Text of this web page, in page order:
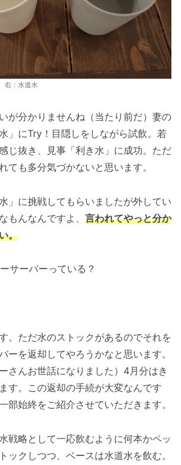
右：水道水
が分かりませんね（当たり前だ）妻の
」にTry！目隠しをしながら試飲。若
じ抜き、見事「利き水」に成功。ただ
ても多分気づかないと思います。
」に挑戦してもらいましたが外してい
もんなんですよ、 言われてやっと分か
。
サーバーっている？
。ただ水のストックがあるのでそれを
ーを返却してやろうかなと思います。
さんお世話になりました）4月分はき
す。この返却の手続が大変なんです
部始終をご紹介させていただきます。
戦略として一応飲むように何本かペッ
ックしつつ、ベースは水道水を飲む。